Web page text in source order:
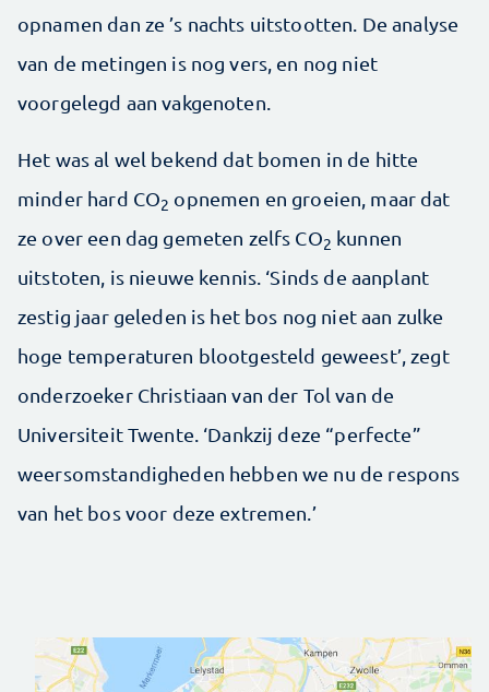
opnamen dan ze ’s nachts uitstootten. De analyse
van de metingen is nog vers, en nog niet
voorgelegd aan vakgenoten.
Het was al wel bekend dat bomen in de hitte
minder hard CO2 opnemen en groeien, maar dat
ze over een dag gemeten zelfs CO2 kunnen
uitstoten, is nieuwe kennis. ‘Sinds de aanplant
zestig jaar geleden is het bos nog niet aan zulke
hoge temperaturen blootgesteld geweest’, zegt
onderzoeker Christiaan van der Tol van de
Universiteit Twente. ‘Dankzij deze “perfecte”
weersomstandigheden hebben we nu de respons
van het bos voor deze extremen.’